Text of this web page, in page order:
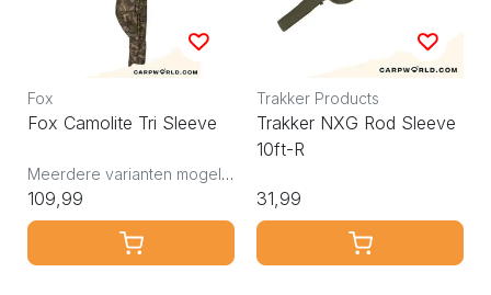
Fox
Fox Camolite Tri Sleeve
Meerdere varianten mogelijk
109,99
Trakker Products
Trakker NXG Rod Sleeve
10ft-R
31,99